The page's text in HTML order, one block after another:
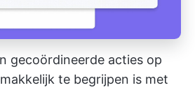
gecoördineerde acties op
te begrijpen is met